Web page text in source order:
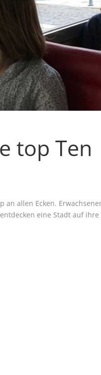
top Ten
an allen Ecken.
eine Stadt auf ihre